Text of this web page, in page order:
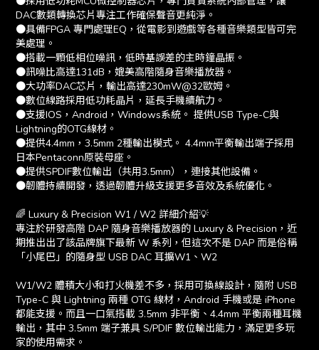
DAC數類轉換芯片專注工作確保聲音更純淨。
●具備FPGA 專門處理EQ，從電影到遊戲等各種音樂類型皆可完
美處理。
●搭載一顆低相位噪訊，低時基誤差的主時鐘晶振。
●訊噪比高達131dB，媲美高階隨身音樂播放器。
●大功率DAC芯片，輸出高達230mW@32歐姆。
●數位線路採用低功耗晶片，延長手機續航力。
●支援IOS，Android，Windows系統。 提供USB Type-C與
Lightning的OTG線材。
●提供4.4mm，3.5mm 2種輸出模式。 4.4mm平衡輸出端子採用
日本Pentaconn原裝母座。
●提供SPDIF數位輸出（共用3.5mm），連接其他設備。
●韌體持續開發，透過韌體升級支援更多音效及系統優化。
🌈 Luxury & Precision W1 / W2 詳細介紹💡
專注於研發高階 DAP 隨身音樂播放器的 Luxury & Precision，近
期推出出了該品牌旗下最新 W 系列，但這次不是 DAP 而是俗稱
「小尾巴」的隨身型 USB DAC 耳擴W1、W2
W1/W2 體積大小和打火機差不多，採用可換線設計，隨附 USB
Type-C 與 Lightning 兩種 OTG 線材，Android 手機或是 iPhone
都能支援。而且一口氣搭載 3.5mm 非平衡、4.4mm 平衡兩種耳機
輸出，其中 3.5mm 端子兼具 S/PDIF 數位輸出能力，滿足更多玩
家的使用需求。